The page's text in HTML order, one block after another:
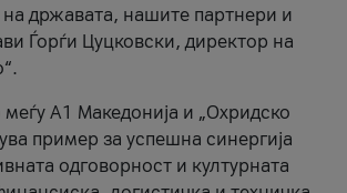
на државата, нашите партнери и
Ѓорѓи Цуцковски, директор на
A1 Македонија и „Охридско
пример за успешна синергија
одговорност и културната